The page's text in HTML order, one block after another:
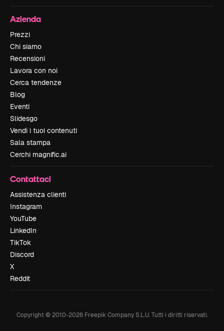
Azienda
Prezzi
Chi siamo
Recensioni
Lavora con noi
Cerca tendenze
Blog
Eventi
Slidesgo
Vendi i tuoi contenuti
Sala stampa
Cerchi magnific.ai
Contattaci
Assistenza clienti
Instagram
YouTube
LinkedIn
TikTok
Discord
X
Reddit
Copyright © 2010-2026Freepik Company S.L.U. Tutti i diritti riservati.